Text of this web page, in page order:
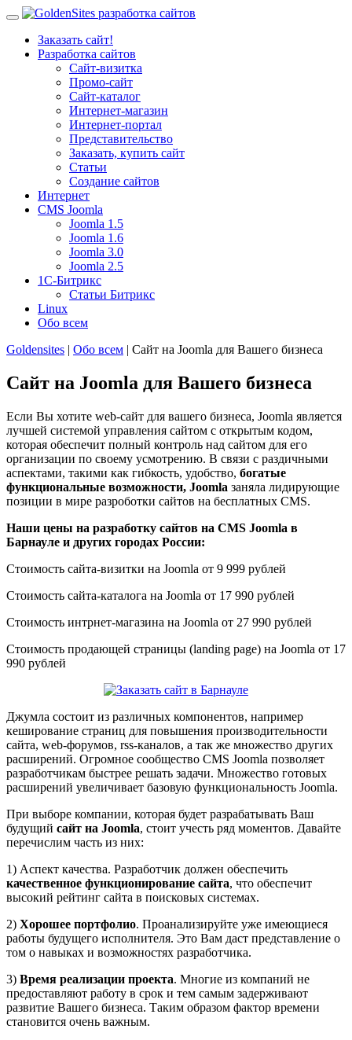
Заказать сайт!
Разработка сайтов
Сайт-визитка
Промо-сайт
Сайт-каталог
Интернет-магазин
Интернет-портал
Представительство
Заказать, купить сайт
Статьи
Создание сайтов
Интернет
CMS Joomla
Joomla 1.5
Joomla 1.6
Joomla 3.0
Joomla 2.5
1С-Битрикс
Статьи Битрикс
Linux
Обо всем
Goldensites | Обо всем | Сайт на Joomla для Вашего бизнеса
Сайт на Joomla для Вашего бизнеса
Если Вы хотите web-сайт для вашего бизнеса, Joomla является
лучшей системой управления сайтом с открытым кодом,
которая обеспечит полный контроль над сайтом для его
организации по своему усмотрению. В связи с раздичными
аспектами, такими как гибкость, удобство, богатые
функциональные возможности, Joomla заняла лидирующие
позиции в мире разроботки сайтов на бесплатных CMS.
Наши цены на разработку сайтов на CMS Joomla в
Барнауле и других городах России:
Стоимость сайта-визитки на Joomla от 9 999 рублей
Стоимость сайта-каталога на Joomla от 17 990 рублей
Стоимость интрнет-магазина на Joomla от 27 990 рублей
Стоимость продающей страницы (landing page) на Joomla от 17
990 рублей
Джумла состоит из различных компонентов, например
кеширование страниц для повышения производительности
сайта, web-форумов, rss-каналов, а так же множество других
расширений. Огромное сообщество CMS Joomla позволяет
разработчикам быстрее решать задачи. Множество готовых
расширений увеличивает базовую функциональность Joomla.
При выборе компании, которая будет разрабатывать Ваш
будущий сайт на Joomla, стоит учесть ряд моментов. Давайте
перечислим часть из них:
1) Аспект качества. Разработчик должен обеспечить
качественное функционирование сайта, что обеспечит
высокий рейтинг сайта в поисковых системах.
2) Хорошее портфолио. Проанализируйте уже имеющиеся
работы будущего исполнителя. Это Вам даст представление о
том о навыках и возможностях разработчика.
3) Время реализации проекта. Многие из компаний не
предоставляют работу в срок и тем самым задерживают
развитие Вашего бизнеса. Таким образом фактор времени
становится очень важным.